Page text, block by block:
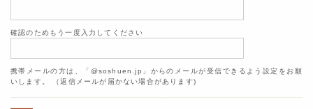
確認のためもう一度入力してください
携帯メールの方は、「@soshuen.jp」からのメールが受信できるよう設定をお願
いします。 （返信メールが届かない場合があります)